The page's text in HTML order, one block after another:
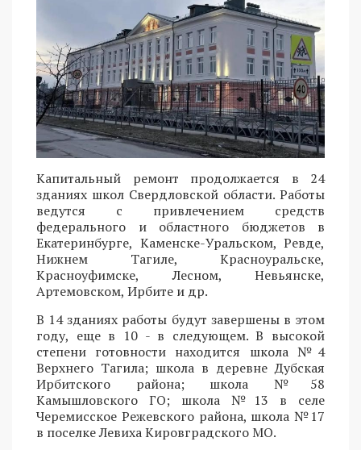
Капитальный ремонт продолжается в 24
зданиях школ Свердловской области. Работы
ведутся с привлечением средств
федерального и областного бюджетов в
Екатеринбурге, Каменске-Уральском, Ревде,
Нижнем Тагиле, Красноуральске,
Красноуфимске, Лесном, Невьянске,
Артемовском, Ирбите и др.
В 14 зданиях работы будут завершены в этом
году, еще в 10 - в следующем. В высокой
степени готовности находится школа №4
Верхнего Тагила; школа в деревне Дубская
Ирбитского района; школа №58
Камышловского ГО; школа №13 в селе
Черемисское Режевского района, школа №17
в поселке Левиха Кировградского МО.